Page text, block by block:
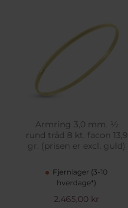
Armring 3,0 mm. ½
rund tråd 8 kt. facon 13,9
gr. (prisen er excl. guld)
Fjernlager (3-10
hverdage*)
2.465,00 kr